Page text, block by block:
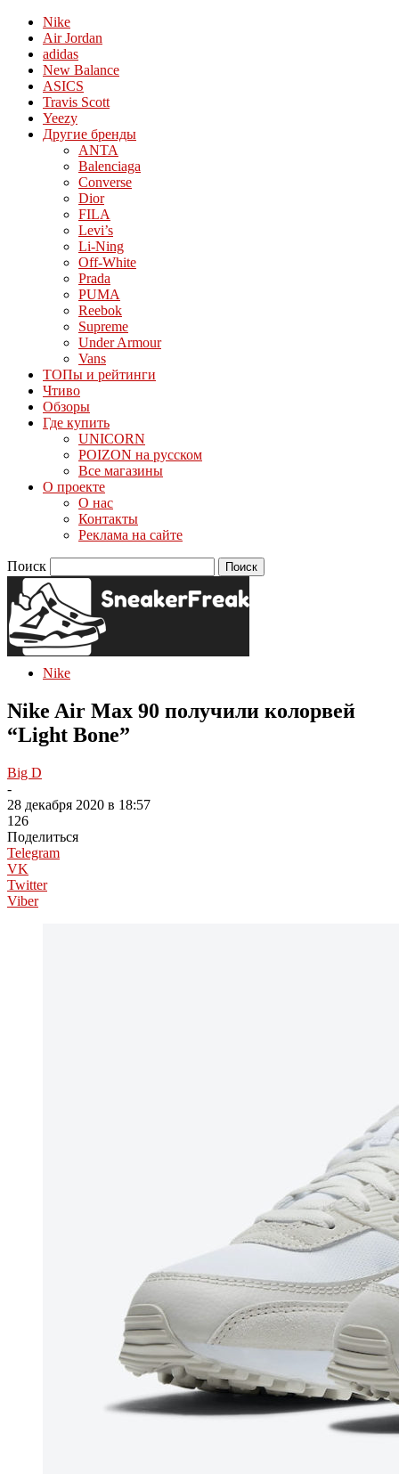
Nike
Air Jordan
adidas
New Balance
ASICS
Travis Scott
Yeezy
Другие бренды
ANTA
Balenciaga
Converse
Dior
FILA
Levi’s
Li-Ning
Off-White
Prada
PUMA
Reebok
Supreme
Under Armour
Vans
ТОПы и рейтинги
Чтиво
Обзоры
Где купить
UNICORN
POIZON на русском
Все магазины
О проекте
О нас
Контакты
Реклама на сайте
Поиск
Nike
Nike Air Max 90 получили колорвей
“Light Bone”
Big D
-
28 декабря 2020 в 18:57
126
Поделиться
Telegram
VK
Twitter
Viber